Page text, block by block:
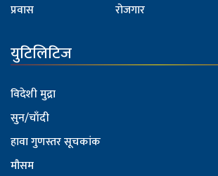
प्रवास
रोजगार
युटिलिटिज
विदेशी मुद्रा
सुन/चाँदी
हावा गुणस्तर सूचकांक
मौसम